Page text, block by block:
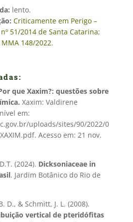
lento.
Criticamente em Perigo –
51/2014 de Santa Catarina;
148/2022.
que Xaxim?: questões sobre
Xaxim: Valdirene
em:
uploads/sites/90/2022/0
Acesso em: 21 nov.
(2024). Dicksoniaceae in
. Jardim Botânico do Rio de
D., & Schmitt, J. L. (2008).
vertical de pteridófitas